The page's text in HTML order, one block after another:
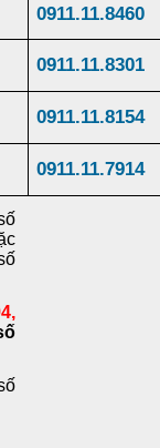
0911.11.8460
0911.11.8301
0911.11.8154
0911.11.7914